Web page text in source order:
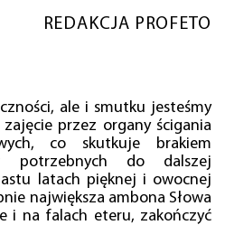
REDAKCJA PROFETO
ale i smutku jesteśmy
przez organy ścigania
co skutkuje brakiem
potrzebnych do dalszej
latach pięknej i owocnej
największa ambona Słowa
i na falach eteru, zakończyć